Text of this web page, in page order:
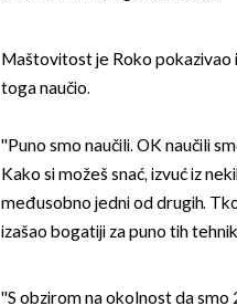
Maštovitost je Roko pokazivao
toga naučio.
''Puno smo naučili. OK naučili
Kako si možeš snać, izvuć iz
međusobno jedni od drugih.
izašao bogatiji za puno tih
''S obzirom na okolnost da smo